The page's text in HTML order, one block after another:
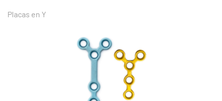
Placas en Y